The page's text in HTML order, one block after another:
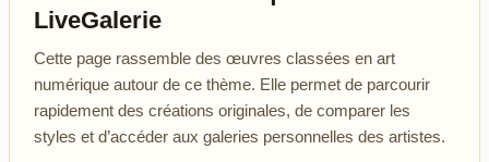
LiveGalerie
Cette page rassemble des œuvres classées en art
numérique autour de ce thème. Elle permet de parcourir
rapidement des créations originales, de comparer les
styles et d’accéder aux galeries personnelles des artistes.